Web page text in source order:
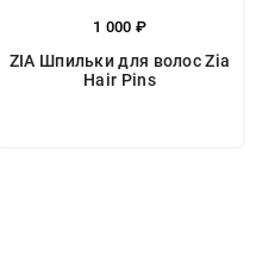
1 000 ₽
ZIA Шпильки для волос Zia
Hair Pins